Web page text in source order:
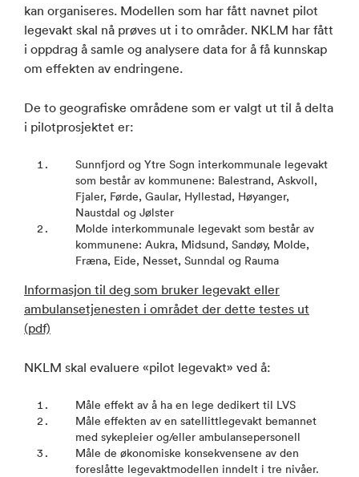
kan organiseres. Modellen som har fått navnet pilot
legevakt skal nå prøves ut i to områder. NKLM har fått
i oppdrag å samle og analysere data for å få kunnskap
om effekten av endringene.
De to geografiske områdene som er valgt ut til å delta
i pilotprosjektet er:
Sunnfjord og Ytre Sogn interkommunale legevakt
som består av kommunene: Balestrand, Askvoll,
Fjaler, Førde, Gaular, Hyllestad, Høyanger,
Naustdal og Jølster
Molde interkommunale legevakt som består av
kommunene: Aukra, Midsund, Sandøy, Molde,
Fræna, Eide, Nesset, Sunndal og Rauma
Informasjon til deg som bruker legevakt eller
ambulansetjenesten i området der dette testes ut
(pdf)
NKLM skal evaluere «pilot legevakt» ved å:
Måle effekt av å ha en lege dedikert til LVS
Måle effekten av en satellittlegevakt bemannet
med sykepleier og/eller ambulansepersonell
Måle de økonomiske konsekvensene av den
foreslåtte legevaktmodellen inndelt i tre nivåer.